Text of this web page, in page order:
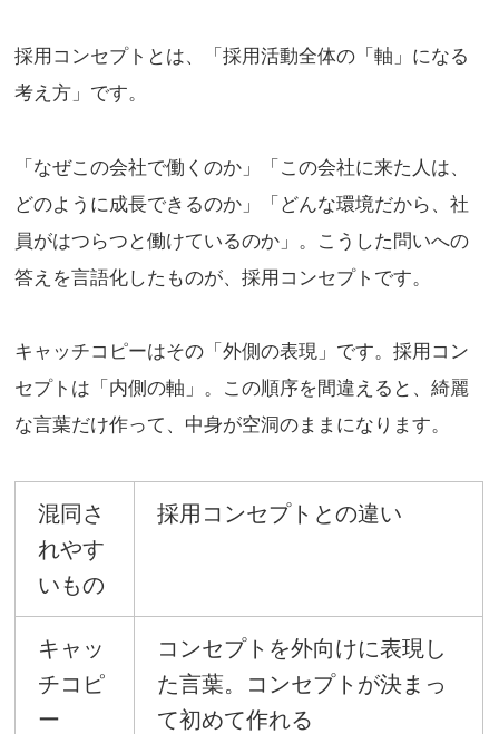
採用コンセプトとは、「採用活動全体の「軸」になる
考え方」です。
「なぜこの会社で働くのか」「この会社に来た人は、
どのように成長できるのか」「どんな環境だから、社
員がはつらつと働けているのか」。こうした問いへの
答えを言語化したものが、採用コンセプトです。
キャッチコピーはその「外側の表現」です。採用コン
セプトは「内側の軸」。この順序を間違えると、綺麗
な言葉だけ作って、中身が空洞のままになります。
混同さ
れやす
いもの
採用コンセプトとの違い
キャッ
チコピ
ー
コンセプトを外向けに表現し
た言葉。コンセプトが決まっ
て初めて作れる